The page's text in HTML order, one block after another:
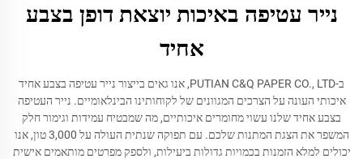
נייר עטיפה באיכות יוצאת דופן בצבע
אחיד
ב-PUTIAN C&Q PAPER CO., LTD, אנו גאים בייצור נייר עטיפה בצבע אחיד
איכותי העונה על הצרכים המגוונים של לקוחותינו הבינלאומיים. נייר העטיפה
בצבע אחיד שלנו עשוי מחומרים איכותיים, מה שמבטיח עמידות וגימור חלק
המשפר את הצגת המתנות שלכם. עם תפוקה שנתית העולה על 3,000 טון, אנו
יכולים למלא הזמנות בכמויות גדולות ביעילות, ולספק מפרטים מותאמים אישית